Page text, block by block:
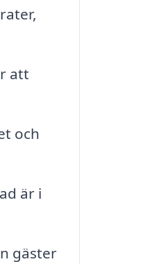
att
och
är i
gäster